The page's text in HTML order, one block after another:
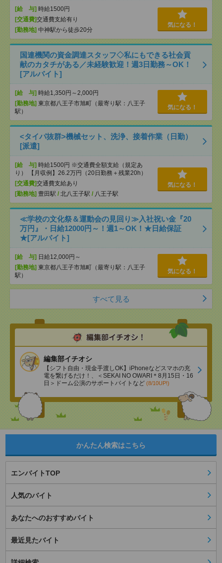
[給 与] 時給1500円
[交通費]交通費支給有り
[勤務地] 中神駅から徒歩20分
気になる！
国連機関の資金調達スタッフ◇私にもできる社会貢
献のカタチがある／未経験歓迎！週3日勤務～OK！
[アルバイト]
[給 与] 時給1,350円～2,000円
[勤務地] 東京都八王子市旭町（最寄り駅：八王子
駅）
気になる！
<タイパ抜群>機械セット、洗浄、接着作業（日勤）
[派遣]
[給 与] 時給1500円 ※交通費全額支給（規定あ
り） 【月収例】26.2万円（20日勤務＋残業20h）
[交通費]交通費支給あり
[勤務地] 豊田駅 / 北八王子駅 / 八王子駅
気になる！
≪学校の文化祭＆運動会の見回り≫入社祝い金『20
万円』・日給12000円～！週1～OK！★日給保証
★[アルバイト]
[給 与] 日給12,000円～
[勤務地] 東京都八王子市旭町（最寄り駅：八王子
駅）
気になる！
すべて見る
編集部イチオシ
【シフト自由・現金手渡しOK】iPhoneなどスマホの充
電を繋げるだけ！、＜SEKAI NO OWARI＊8月15日・16
日＞ドーム公演のサポートバイトなど (8/10UP!)
かんたん検索はこちら
エンバイトTOP
人気のバイト
あなたへのおすすめバイト
最近見たバイト